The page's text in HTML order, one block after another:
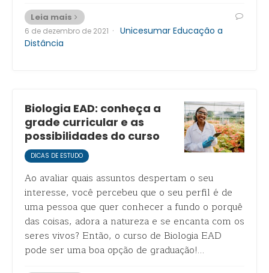
Leia mais
6 de dezembro de 2021 · Unicesumar Educação a
Distância
Biologia EAD: conheça a
grade curricular e as
possibilidades do curso
DICAS DE ESTUDO
Ao avaliar quais assuntos despertam o seu
interesse, você percebeu que o seu perfil é de
uma pessoa que quer conhecer a fundo o porquê
das coisas, adora a natureza e se encanta com os
seres vivos? Então, o curso de Biologia EAD
pode ser uma boa opção de graduação!…